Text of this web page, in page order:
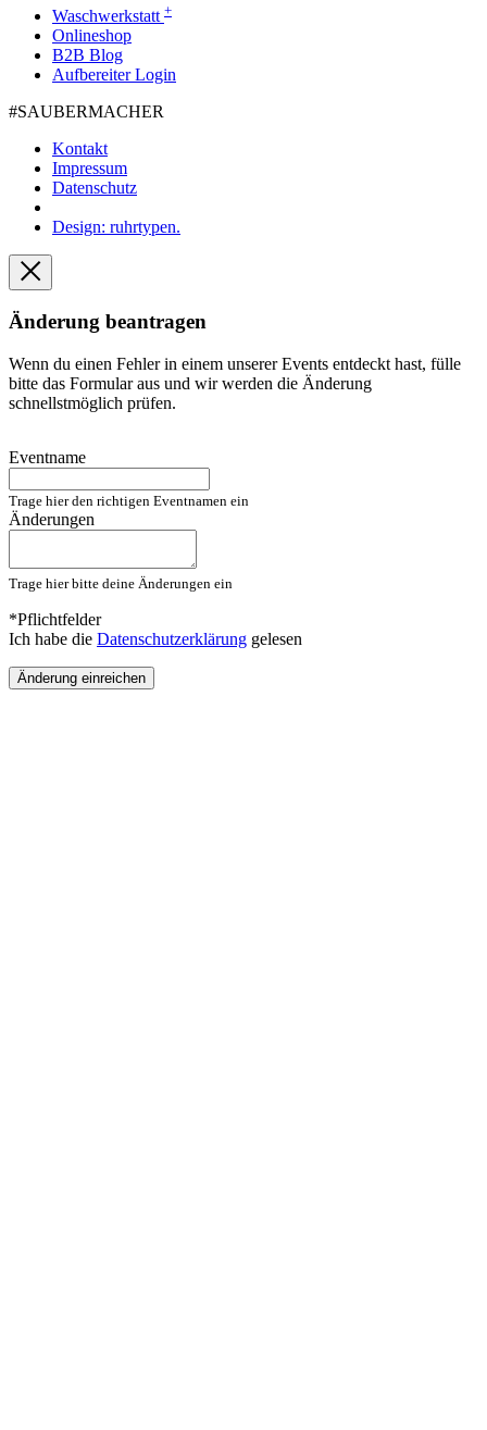
Waschwerkstatt +
Onlineshop
B2B Blog
Aufbereiter Login
#SAUBER­MACHER
Kontakt
Impressum
Datenschutz
Design: ruhrtypen.
Änderung beantragen
Wenn du einen Fehler in einem unserer Events entdeckt hast, fülle
bitte das Formular aus und wir werden die Änderung
schnellstmöglich prüfen.
Eventname
Trage hier den richtigen Eventnamen ein
Änderungen
Trage hier bitte deine Änderungen ein
*Pflichtfelder
Ich habe die Datenschutzerklärung gelesen
Änderung einreichen